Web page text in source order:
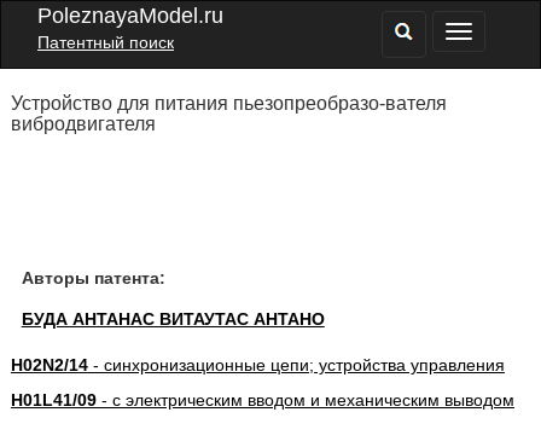
PoleznayaModel.ru
Патентный поиск
Устройство для питания пьезопреобразо-вателя
вибродвигателя
Авторы патента:
БУДА АНТАНАС ВИТАУТАС АНТАНО
H02N2/14- синхронизационные цепи; устройства управления
H01L41/09- с электрическим вводом и механическим выводом